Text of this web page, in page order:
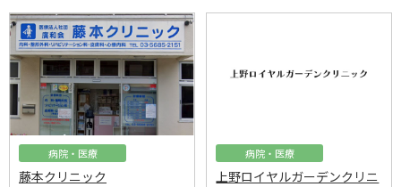
病院・医療
藤本クリニック
病院・医療
上野ロイヤルガーデンクリニ